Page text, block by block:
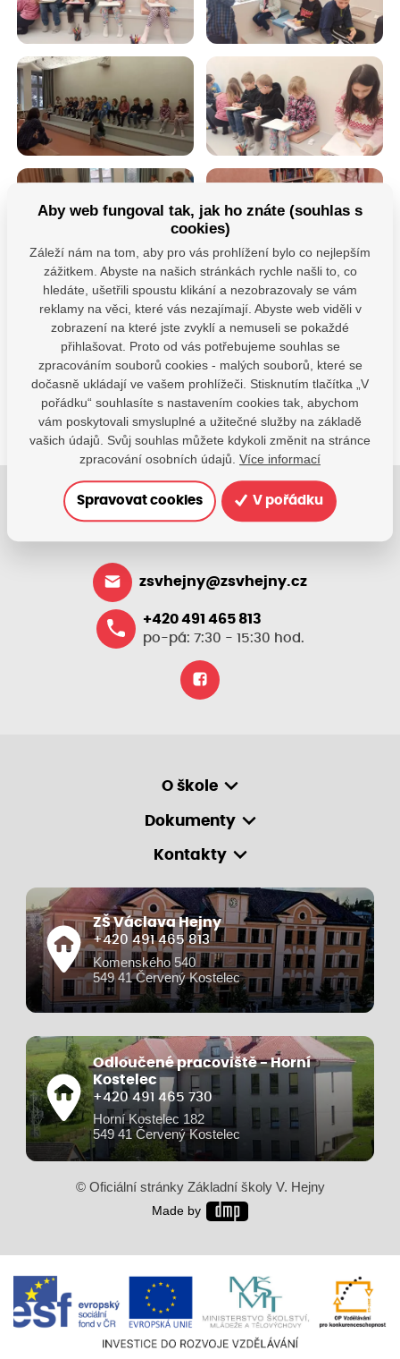
Máte dotazy?
Kontaktujte nás
SDÍLEJTE:
Jsme tu pro Vaše děti.
zsvhejny@zsvhejny.cz
+420 491 465 813
po-pá: 7:30 - 15:30 hod.
O škole
Dokumenty
Kontakty
ZŠ Václava Hejny
+420 491 465 813
Komenského 540
549 41 Červený Kostelec
Odloučené pracoviště - Horní
Kostelec
+420 491 465 730
Horní Kostelec 182
549 41 Červený Kostelec
© Oficiální stránky Základní školy V. Hejny
Made by
Aby web fungoval tak, jak ho znáte (souhlas s
cookies)
Záleží nám na tom, aby pro vás prohlížení bylo co nejlepším
zážitkem. Abyste na našich stránkách rychle našli to, co
hledáte, ušetřili spoustu klikání a nezobrazovaly se vám
reklamy na věci, které vás nezajímají. Abyste web viděli v
zobrazení na které jste zvyklí a nemuseli se pokaždé
přihlašovat. Proto od vás potřebujeme souhlas se
zpracováním souborů cookies - malých souborů, které se
dočasně ukládají ve vašem prohlížeči. Stisknutím tlačítka „V
pořádku“ souhlasíte s nastavením cookies tak, abychom
vám poskytovali smysluplné a užitečné služby na základě
vašich údajů. Svůj souhlas můžete kdykoli změnit na stránce
zpracování osobních údajů. Více informací
Spravovat cookies V pořádku